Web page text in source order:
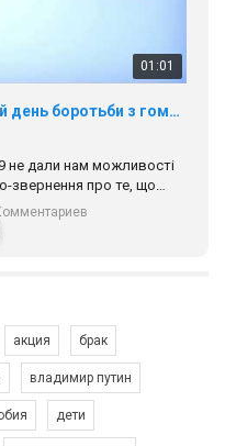
01:01
17 травня IDAHO. Міжнародний день боротьби з гомофобією трансфобією і біфобія.
не дали нам можливості
звернення про те, що
можемо зустрінеться, ми
цінності рівності та
підрозділи
акция брак
владимир путин
дети